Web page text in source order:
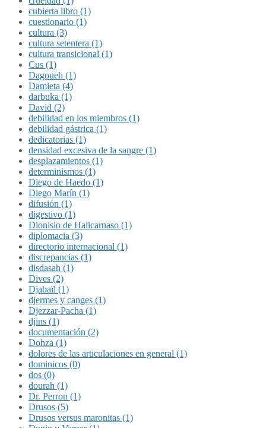
cubierta libro (1)
cuestionario (1)
cultura (3)
cultura setentera (1)
cultura transicional (1)
Cus (1)
Dagoueh (1)
Damieta (4)
darbuka (1)
David (2)
debilidad en los miembros (1)
debilidad gástrica (1)
dedicatorias (1)
densidad excesiva de la sangre (1)
desplazamientos (1)
determinismos (1)
Diego de Haedo (1)
Diego Marín (1)
difusión (1)
digestivo (1)
Dionisio de Halicarnaso (1)
diplomacia (3)
directorio internacional (1)
discrepancias (1)
disdasah (1)
Dives (2)
Djabaïl (1)
djermes y canges (1)
Djezzar-Pacha (1)
djins (1)
documentación (2)
Dohza (1)
dolores de las articulaciones en general (1)
dominicos (0)
dos (0)
dourah (1)
Dr. Perron (1)
Drusos (5)
Drusos versus maronitas (1)